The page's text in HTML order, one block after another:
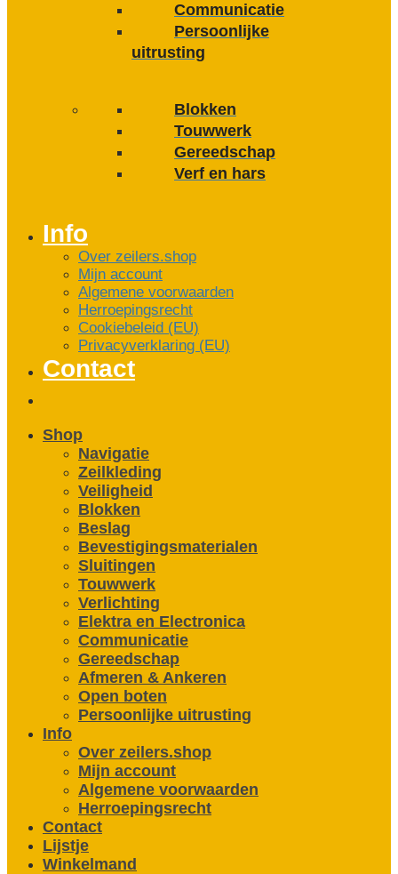
Communicatie
Persoonlijke
uitrusting
Blokken
Touwwerk
Gereedschap
Verf en hars
Info
Over zeilers.shop
Mijn account
Algemene voorwaarden
Herroepingsrecht
Cookiebeleid (EU)
Privacyverklaring (EU)
Contact
Shop
Navigatie
Zeilkleding
Veiligheid
Blokken
Beslag
Bevestigings­­materialen
Sluitingen
Touwwerk
Verlichting
Elektra en Electronica
Communicatie
Gereedschap
Afmeren & Ankeren
Open boten
Persoonlijke uitrusting
Info
Over zeilers.shop
Mijn account
Algemene voorwaarden
Herroepingsrecht
Contact
Lijstje
Winkelmand